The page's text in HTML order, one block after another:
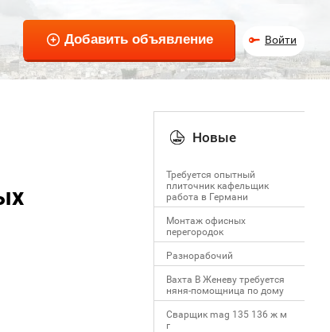
Войти
Новые
Требуется опытный
плиточник кафельщик
работa в Германи
Mонтаж офисных
перегородок
Разнорабочий
Вахта В Женеву требуется
няня-помощница по дому
Сварщик mag 135 136 ж м
г